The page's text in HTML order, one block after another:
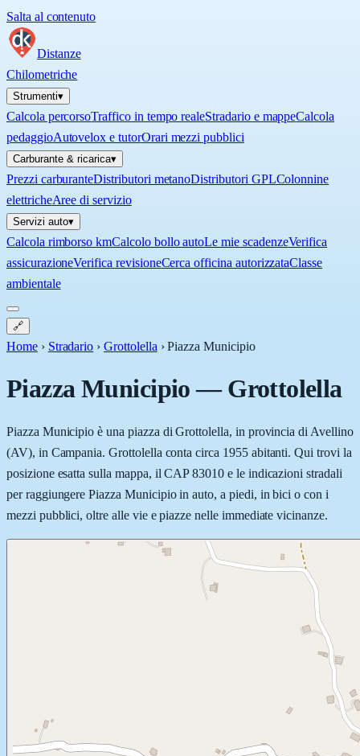
Salta al contenuto
Distanze
Chilometriche
Strumenti▾
Calcola percorsoTraffico in tempo realeStradario e mappeCalcola
pedaggioAutovelox e tutorOrari mezzi pubblici
Carburante & ricarica▾
Prezzi carburanteDistributori metanoDistributori GPLColonnine
elettricheAree di servizio
Servizi auto▾
Calcola rimborso kmCalcolo bollo autoLe mie scadenzeVerifica
assicurazioneVerifica revisioneCerca officina autorizzataClasse
ambientale
🔗
Home › Stradario › Grottolella ›Piazza Municipio
Piazza Municipio—Grottolella
Piazza Municipio è una piazza di Grottolella, in provincia di Avellino
(AV), in Campania. Grottolella conta circa 1955 abitanti. Qui trovi la
posizione esatta sulla mappa, il CAP 83010 e le indicazioni stradali
per raggiungere Piazza Municipio in auto, a piedi, in bici o con i
mezzi pubblici, oltre alle vie e piazze nelle immediate vicinanze.